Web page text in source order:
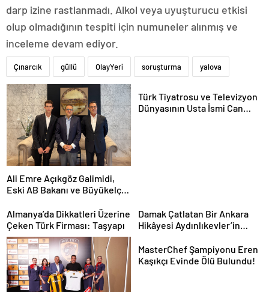
darp izine rastlanmadı. Alkol veya uyuşturucu etkisi
olup olmadığının tespiti için numuneler alınmış ve
inceleme devam ediyor.
Çınarcık güllü OlayYeri soruşturma yalova
Ali Emre Açıkgöz Galimidi,
Eski AB Bakanı ve Büyükelçi
Geldi
Türk Tiyatrosu ve Televizyon
Dünyasının Usta İsmi Can
Almanya’da Dikkatleri Üzerine
Çeken Türk Firması: Taşyapı
Damak Çatlatan Bir Ankara
Hikâyesi Aydınlıkevler’in
MasterChef Şampiyonu Eren
Kaşıkçı Evinde Ölü Bulundu!